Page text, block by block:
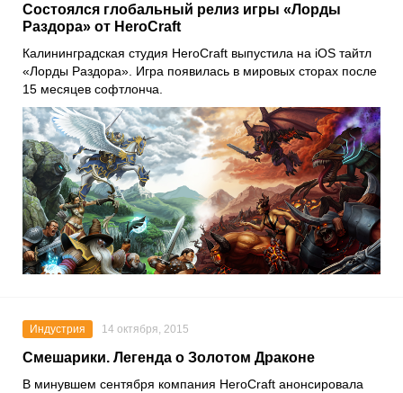
Состоялся глобальный релиз игры «Лорды
Раздора» от HeroCraft
Калининградская студия HeroCraft выпустила на iOS тайтл
«Лорды Раздора». Игра появилась в мировых сторах после
15 месяцев софтлонча.
Индустрия 14 октября, 2015
Смешарики. Легенда о Золотом Драконе
В минувшем сентября компания HeroCraft анонсировала